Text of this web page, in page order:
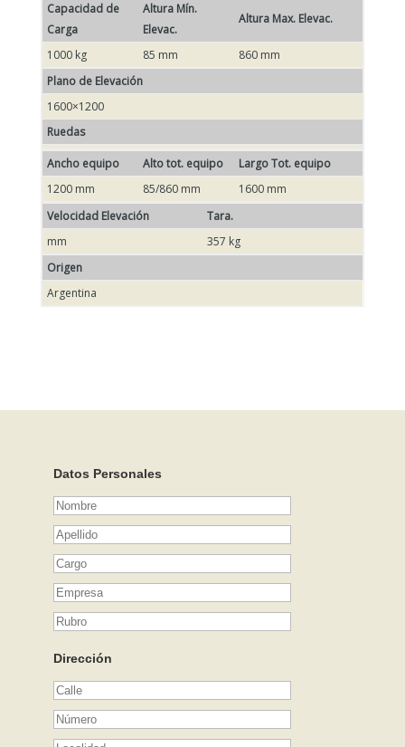
Capacidad de
Carga
Altura Mín.
Elevac.
Altura Max. Elevac.
1000 kg 85 mm
860 mm
Plano de Elevación
1600×1200
Ruedas
Ancho equipo Alto tot. equipo
Largo Tot. equipo
1200 mm
85/860 mm
1600 mm
Velocidad Elevación
Tara.
mm
357 kg
Origen
Argentina
Datos Personales
Dirección